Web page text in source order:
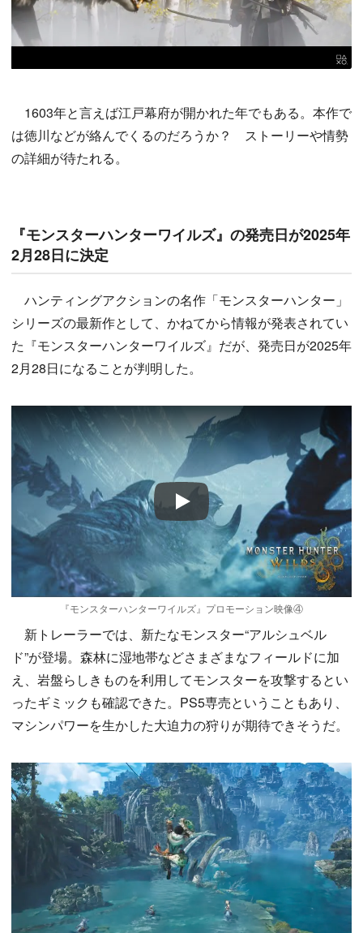
1603年と言えば江戸幕府が開かれた年でもある。本作で
は徳川などが絡んでくるのだろうか？ ストーリーや情勢
の詳細が待たれる。
『モンスターハンターワイルズ』の発売日が2025年
2月28日に決定
ハンティングアクションの名作「モンスターハンター」
シリーズの最新作として、かねてから情報が発表されてい
た『モンスターハンターワイルズ』だが、発売日が2025年
2月28日になることが判明した。
Play
『モンスターハンターワイルズ』プロモーション映像④
新トレーラーでは、新たなモンスター“アルシュベル
ド”が登場。森林に湿地帯などさまざまなフィールドに加
え、岩盤らしきものを利用してモンスターを攻撃するとい
ったギミックも確認できた。PS5専売ということもあり、
マシンパワーを生かした大迫力の狩りが期待できそうだ。